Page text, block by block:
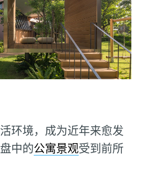
环境，成为近年来愈发
中的公寓景观受到前所